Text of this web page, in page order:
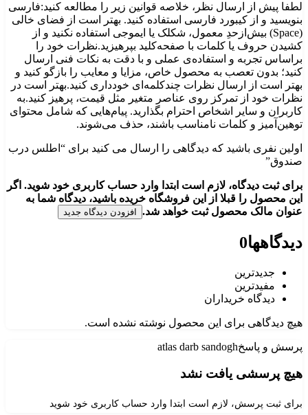
لطفا پیش از ارسال نظر، خلاصه قوانین زیر را مطالعه کنید:فارسی
بنویسید و از کیبورد فارسی استفاده کنید. بهتر است از فضای خالی
(Space) بیش‌از‌حدِ معمول، شکلک یا ایموجی استفاده نکنید و از
کشیدن حروف یا کلمات با صفحه‌کلید بپرهیزید.نظرات خود را
براساس تجربه و استفاده‌ی عملی و با دقت به نکات فنی ارسال
کنید؛ بدون تعصب به محصول خاص، مزایا و معایب را بازگو کنید و
بهتر است از ارسال نظرات چندکلمه‌‌ای خودداری کنید.بهتر است در
نظرات خود از تمرکز روی عناصر متغیر مثل قیمت، پرهیز کنید.به
کاربران و سایر اشخاص احترام بگذارید. پیام‌هایی که شامل محتوای
توهین‌آمیز و کلمات نامناسب باشند، حذف می‌شوند.
اولین نفری باشید که دیدگاهی را ارسال می کنید برای “اطلس درب
صندوق”
برای ثبت دیدگاه، لازم است ابتدا وارد حساب کاربری خود شوید. اگر
این محصول را قبلا از این فروشگاه خریده باشید، دیدگاه شما به
عنوان مالک محصول ثبت خواهد شد.
افزودن دیدگاه جدید
دیدگاهها0
جدیدترین
مفیدترین
دیدگاه خریداران
هیچ دیدگاهی برای این محصول نوشته نشده است.
پرسش و پاسخatlas darb sandogh
هیچ پرسشی یافت نشد
برای ثبت پرسش، لازم است ابتدا وارد حساب کاربری خود شوید